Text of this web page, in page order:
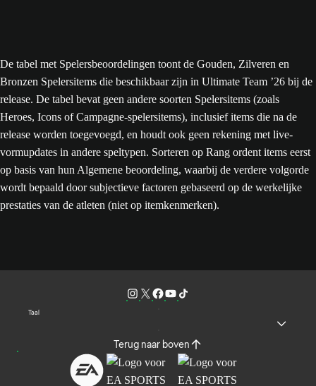
De tabel met Spelersbeoordelingen toont de Gouden, Zilveren en
Bronzen Spelersitems die beschikbaar zijn in Ultimate Team ’26 bij de
release. De tabel bevat geen andere soorten Spelersitems (zoals
Heroes, Icons of Campagne-spelersitems), inclusief items die na de
release worden toegevoegd, en houdt ook geen rekening met live-
vormupdates in andere speltypen. Sorteren op Rang ordent items eerst
op basis van hun Algemene beoordeling, waarbij de verdere volgorde
wordt bepaald door subjectieve factoren gebaseerd op de werkelijke
prestaties van de atleten (niet op itemkenmerken).
Taal
Terug naar boven